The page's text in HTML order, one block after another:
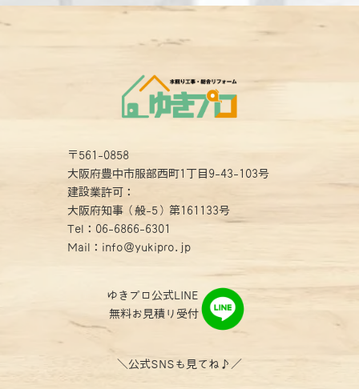
〒561-0858
大阪府豊中市服部西町1丁目9-43-103号
建設業許可：
大阪府知事（般-5）第161133号
Tel： 06-6866-6301
Mail：info@yukipro.jp
ゆきプロ公式LINE
無料お見積り受付
＼公式SNSも見てね♪／